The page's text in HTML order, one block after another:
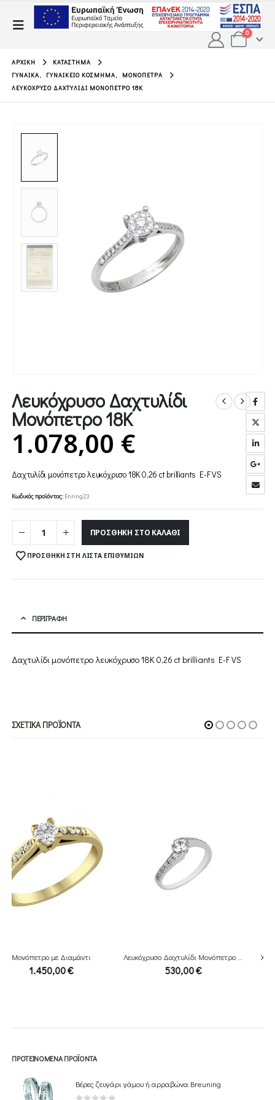
0
ΑΡΧΙΚΉ
ΚΑΤΆΣΤΗΜΑ
ΓΥΝΑΊΚΑ, ΓΥΝΑΙΚΕΊΟ ΚΌΣΜΗΜΑ,
ΜΟΝΌΠΕΤΡΑ
ΛΕΥΚΌΧΡΥΣΟ ΔΑΧΤΥΛΊΔΙ ΜΟΝΌΠΕΤΡΟ 18Κ
Λευκόχρυσο Δαχτυλίδι
Μονόπετρο 18Κ
1.078,00 €
Δαχτυλίδι μονόπετρο λευκόχρυσο 18Κ 0,26 ct brilliants E-F VS
Κωδικός προϊόντος: Enring23
ΠΡΟΣΘΉΚΗ ΣΤΟ ΚΑΛΆΘΙ
ΠΡΟΣΘΉΚΗ ΣΤΗ ΛΊΣΤΑ ΕΠΙΘΥΜΙΏΝ
ΠΕΡΙΓΡΑΦΉ
Δαχτυλίδι μονόπετρο λευκόχρυσο 18Κ 0,26 ct brilliants E-F VS
ΣΧΕΤΙΚΆ ΠΡΟΪΌΝΤΑ
Λευκόχρυσο Δαχτυλίδι Μονόπετρο 14Κ
530,00
ΕΞΑΝΤΛΗΜΈΝΟ
Χρυσό Δαχτυλίδι Μονόπετρο 14Κ
255,00
ΠΡΟΤΕΙΝΌΜΕΝΑ ΠΡΟΪΌΝΤΑ
Βέρες ζευγάρι γάμου ή αρραβώνα Breuning